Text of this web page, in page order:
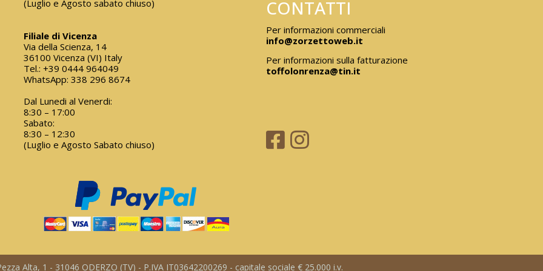
(Luglio e Agosto sabato chiuso)
Filiale di Vicenza
Via della Scienza, 14
36100 Vicenza (VI) Italy
Tel.: +39 0444 964049
WhatsApp: 338 296 8674
Dal Lunedi al Venerdi:
8:30 – 17:00
Sabato:
8:30 – 12:30
(Luglio e Agosto Sabato chiuso)
CONTATTI
Per informazioni commerciali
info@zorzettoweb.it
Per informazioni sulla fatturazione
toffolonrenza@tin.it
Alta, 1 - 31046 ODERZO (TV) - P.IVA IT03642200269 - capitale sociale € 25.000 i.v.